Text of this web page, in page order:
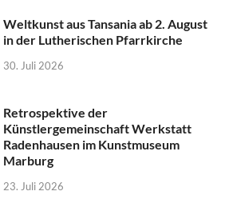
Weltkunst aus Tansania ab 2. August
in der Lutherischen Pfarrkirche
30. Juli 2026
Retrospektive der
Künstlergemeinschaft Werkstatt
Radenhausen im Kunstmuseum
Marburg
23. Juli 2026